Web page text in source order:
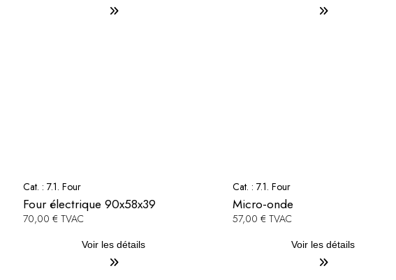
Cat. : 7.1. Four
Four électrique 90x58x39
70,00 € TVAC
Voir les détails
Cat. : 7.1. Four
Micro-onde
57,00 € TVAC
Voir les détails